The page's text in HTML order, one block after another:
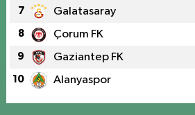
7 Galatasaray
8 Çorum FK
9 Gaziantep FK
10 Alanyaspor